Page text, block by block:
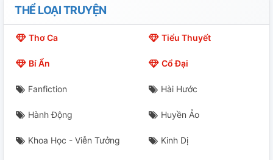
THỂ LOẠI TRUYỆN
Thơ Ca Tiểu Thuyết
Bí Ẩn Cổ Đại
Fanfiction Hài Hước
Hành Động Huyền Ảo
Khoa Học - Viễn Tưởng Kinh Dị